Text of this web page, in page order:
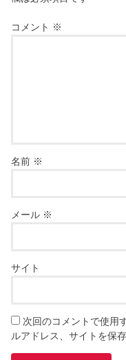
コメント ※
名前 ※
メール ※
サイト
次回のコメントで使用
ルアドレス、サイトを保存